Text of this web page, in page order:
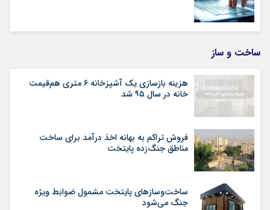
ساخت و ساز
هزینه بازسازی یک آشپزخانه ۶ متری هم‌قیمت
خانه در سال ۹۵ شد
فروش تراکم به بهانه اخذ درآمد برای ساخت
مناطق جنگ‌زده پایتخت
ساخت‌وسازهای پایتخت مشمول ضوابط ویژه
جنگ می‌شود